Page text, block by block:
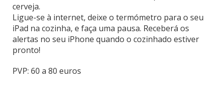
cerveja.
Ligue-se à internet, deixe o termómetro para o seu
iPad na cozinha, e faça uma pausa. Receberá os
alertas no seu iPhone quando o cozinhado estiver
pronto!
PVP: 60 a 80 euros